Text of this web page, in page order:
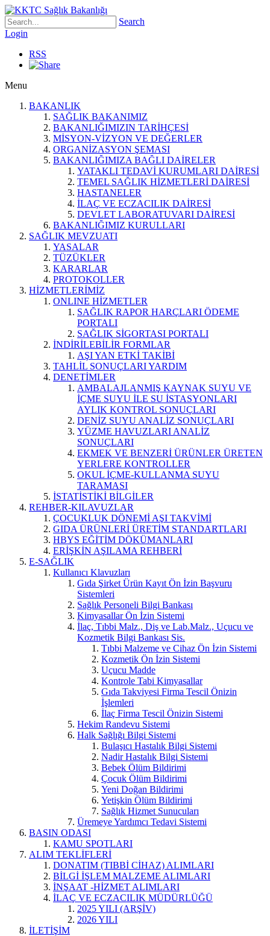
Search
Login
RSS
Menu
BAKANLIK
SAĞLIK BAKANIMIZ
BAKANLIĞIMIZIN TARİHÇESİ
MİSYON-VİZYON VE DEĞERLER
ORGANİZASYON ŞEMASI
BAKANLIĞIMIZA BAĞLI DAİRELER
YATAKLI TEDAVİ KURUMLARI DAİRESİ
TEMEL SAĞLIK HİZMETLERİ DAİRESİ
HASTANELER
İLAÇ VE ECZACILIK DAİRESİ
DEVLET LABORATUVARI DAİRESİ
BAKANLIĞIMIZ KURULLARI
SAĞLIK MEVZUATI
YASALAR
TÜZÜKLER
KARARLAR
PROTOKOLLER
HİZMETLERİMİZ
ONLINE HİZMETLER
SAĞLIK RAPOR HARÇLARI ÖDEME
PORTALI
SAĞLIK SİGORTASI PORTALI
İNDİRİLEBİLİR FORMLAR
AŞI YAN ETKİ TAKİBİ
TAHLİL SONUÇLARI YARDIM
DENETİMLER
AMBALAJLANMIŞ KAYNAK SUYU VE
İÇME SUYU İLE SU İSTASYONLARI
AYLIK KONTROL SONUÇLARI
DENİZ SUYU ANALİZ SONUÇLARI
YÜZME HAVUZLARI ANALİZ
SONUÇLARI
EKMEK VE BENZERİ ÜRÜNLER ÜRETEN
YERLERE KONTROLLER
OKUL İÇME-KULLANMA SUYU
TARAMASI
İSTATİSTİKİ BİLGİLER
REHBER-KILAVUZLAR
ÇOCUKLUK DÖNEMİ AŞI TAKVİMİ
GIDA ÜRÜNLERİ ÜRETİM STANDARTLARI
HBYS EĞİTİM DÖKÜMANLARI
ERİŞKİN AŞILAMA REHBERİ
E-SAĞLIK
Kullanıcı Klavuzları
Gıda Şirket Ürün Kayıt Ön İzin Başvuru
Sistemleri
Sağlık Personeli Bilgi Bankası
Kimyasallar Ön İzin Sistemi
İlaç, Tıbbi Malz., Diş ve Lab.Malz., Uçucu ve
Kozmetik Bilgi Bankası Sis.
Tıbbi Malzeme ve Cihaz Ön İzin Sistemi
Kozmetik Ön İzin Sistemi
Uçucu Madde
Kontrole Tabi Kimyasallar
Gıda Takviyesi Firma Tescil Önizin
İşlemleri
İlaç Firma Tescil Önizin Sistemi
Hekim Randevu Sistemi
Halk Sağlığı Bilgi Sistemi
Bulaşıcı Hastalık Bilgi Sistemi
Nadir Hastalık Bilgi Sistemi
Bebek Ölüm Bildirimi
Çocuk Ölüm Bildirimi
Yeni Doğan Bildirimi
Yetişkin Ölüm Bildirimi
Sağlık Hizmet Sunucuları
Üremeye Yardımcı Tedavi Sistemi
BASIN ODASI
KAMU SPOTLARI
ALIM TEKLİFLERİ
DONATIM (TIBBİ CİHAZ) ALIMLARI
BİLGİ İŞLEM MALZEME ALIMLARI
İNŞAAT -HİZMET ALIMLARI
İLAÇ VE ECZACILIK MÜDÜRLÜĞÜ
2025 YILI (ARŞİV)
2026 YILI
İLETİŞİM